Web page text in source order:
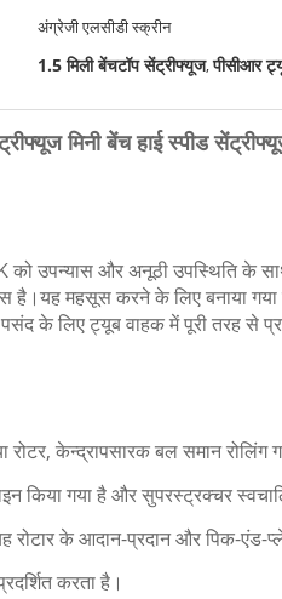
अंग्रेजी एलसीडी स्क्रीन
1.5 मिली बेंचटॉप सेंट्रीफ्यूज,पीसीआर
मिनी बेंच हाई स्पीड
को उपन्यास और अनूठी उपस्थिति
महसूस करने के लिए बनाया गया
के लिए ट्यूब वाहक में पूरी तरह से
केन्द्रापसारक बल समान रोलिंग
किया गया है और सुपरस्ट्रक्चर
रोटार के आदान-प्रदान और पिक-एंड-
करता है।